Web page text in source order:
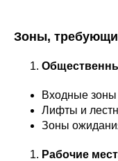
Зоны,
Входные
Лифты и
Зоны
Рабочие